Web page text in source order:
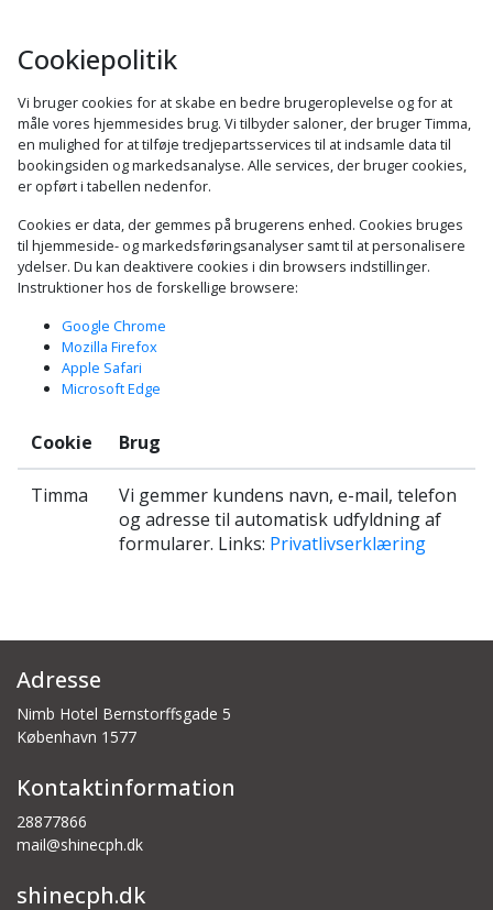
Cookiepolitik
Vi bruger cookies for at skabe en bedre brugeroplevelse og for at
måle vores hjemmesides brug. Vi tilbyder saloner, der bruger Timma,
en mulighed for at tilføje tredjepartsservices til at indsamle data til
bookingsiden og markedsanalyse. Alle services, der bruger cookies,
er opført i tabellen nedenfor.
Cookies er data, der gemmes på brugerens enhed. Cookies bruges
til hjemmeside- og markedsføringsanalyser samt til at personalisere
ydelser. Du kan deaktivere cookies i din browsers indstillinger.
Instruktioner hos de forskellige browsere:
Google Chrome
Mozilla Firefox
Apple Safari
Microsoft Edge
Cookie Brug
Timma
Vi gemmer kundens navn, e-mail, telefon
og adresse til automatisk udfyldning af
formularer. Links: Privatlivserklæring
Adresse
Nimb Hotel Bernstorffsgade 5
København 1577
Kontaktinformation
28877866
mail@shinecph.dk
shinecph.dk